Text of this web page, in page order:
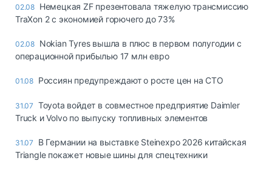
02.08 Немецкая ZF презентовала тяжелую трансмиссию
TraXon 2 с экономией горючего до 73%
02.08 Nokian Tyres вышла в плюс в первом полугодии с
операционной прибылью 17 млн евро
01.08 Россиян предупреждают о росте цен на СТО
31.07 Toyota войдет в совместное предприятие Daimler
Truck и Volvo по выпуску топливных элементов
31.07
В Германии на выставке Steinexpo 2026 китайская
Triangle покажет новые шины для спецтехники